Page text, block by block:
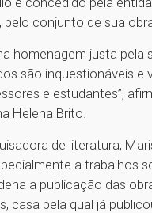
pelo conjunto de sua
homenagem justa pela
são inquestionáveis e
e estudantes”,
Helena Brito.
de literatura,
a trabalhos
a publicação das
casa pela qual já